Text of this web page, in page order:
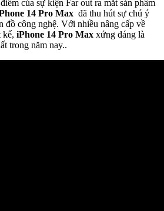
của sự kiện Far out ra mắt sản phẩm
14 Pro Max đã thu hút sự chú ý
đồ công nghệ. Với nhiều nâng cấp về
kế, iPhone 14 Pro Max xứng đáng là
trong năm nay..